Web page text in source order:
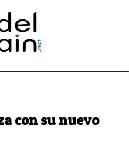
con su nuevo